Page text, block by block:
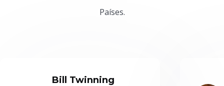
Países.
Bill Twinning